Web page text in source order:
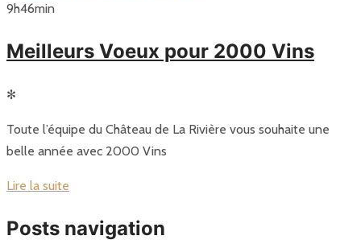
9h46min
Meilleurs Voeux pour 2000 Vins
✻
Toute l’équipe du Château de La Rivière vous souhaite une
belle année avec 2000 Vins
Lire la suite
Posts navigation